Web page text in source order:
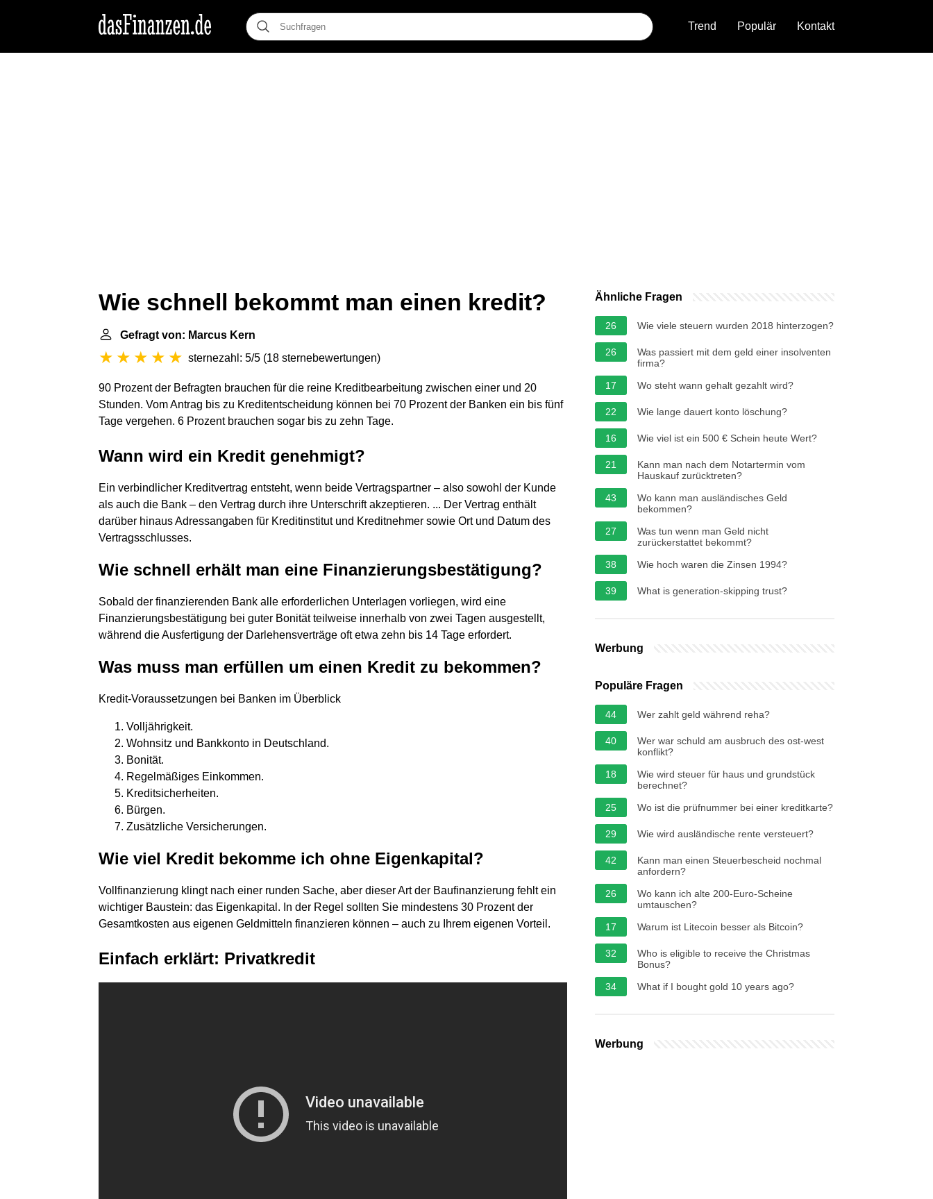
Trend Populär Kontakt
Wie schnell bekommt man einen kredit?
Gefragt von: Marcus Kern
sternezahl: 5/5 (18 sternebewertungen)
90 Prozent der Befragten brauchen für die reine Kreditbearbeitung zwischen einer und 20
Stunden. Vom Antrag bis zu Kreditentscheidung können bei 70 Prozent der Banken ein bis fünf
Tage vergehen. 6 Prozent brauchen sogar bis zu zehn Tage.
Wann wird ein Kredit genehmigt?
Ein verbindlicher Kreditvertrag entsteht, wenn beide Vertragspartner – also sowohl der Kunde
als auch die Bank – den Vertrag durch ihre Unterschrift akzeptieren. ... Der Vertrag enthält
darüber hinaus Adressangaben für Kreditinstitut und Kreditnehmer sowie Ort und Datum des
Vertragsschlusses.
Wie schnell erhält man eine Finanzierungsbestätigung?
Sobald der finanzierenden Bank alle erforderlichen Unterlagen vorliegen, wird eine
Finanzierungsbestätigung bei guter Bonität teilweise innerhalb von zwei Tagen ausgestellt,
während die Ausfertigung der Darlehensverträge oft etwa zehn bis 14 Tage erfordert.
Was muss man erfüllen um einen Kredit zu bekommen?
Kredit-Voraussetzungen bei Banken im Überblick
Volljährigkeit.
Wohnsitz und Bankkonto in Deutschland.
Bonität.
Regelmäßiges Einkommen.
Kreditsicherheiten.
Bürgen.
Zusätzliche Versicherungen.
Wie viel Kredit bekomme ich ohne Eigenkapital?
Vollfinanzierung klingt nach einer runden Sache, aber dieser Art der Baufinanzierung fehlt ein
wichtiger Baustein: das Eigenkapital. In der Regel sollten Sie mindestens 30 Prozent der
Gesamtkosten aus eigenen Geldmitteln finanzieren können – auch zu Ihrem eigenen Vorteil.
Einfach erklärt: Privatkredit
Ähnliche Fragen
26 Wie viele steuern wurden 2018 hinterzogen?
26
Was passiert mit dem geld einer insolventen
firma?
17
Wo steht wann gehalt gezahlt wird?
22 Wie lange dauert konto löschung?
16 Wie viel ist ein 500 € Schein heute Wert?
21
Kann man nach dem Notartermin vom
Hauskauf zurücktreten?
43
Wo kann man ausländisches Geld
bekommen?
27
Was tun wenn man Geld nicht
zurückerstattet bekommt?
38
Wie hoch waren die Zinsen 1994?
39 What is generation-skipping trust?
Werbung
Populäre Fragen
44 Wer zahlt geld während reha?
40
Wer war schuld am ausbruch des ost-west
konflikt?
18
Wie wird steuer für haus und grundstück
berechnet?
25
Wo ist die prüfnummer bei einer kreditkarte?
29 Wie wird ausländische rente versteuert?
42
Kann man einen Steuerbescheid nochmal
anfordern?
26
Wo kann ich alte 200-Euro-Scheine
umtauschen?
17
Warum ist Litecoin besser als Bitcoin?
32
Who is eligible to receive the Christmas
Bonus?
34
What if I bought gold 10 years ago?
Werbung